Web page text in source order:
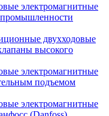
электромагнитные
двухходовые
высокого
электромагнитные
подъемом
электромагнитные